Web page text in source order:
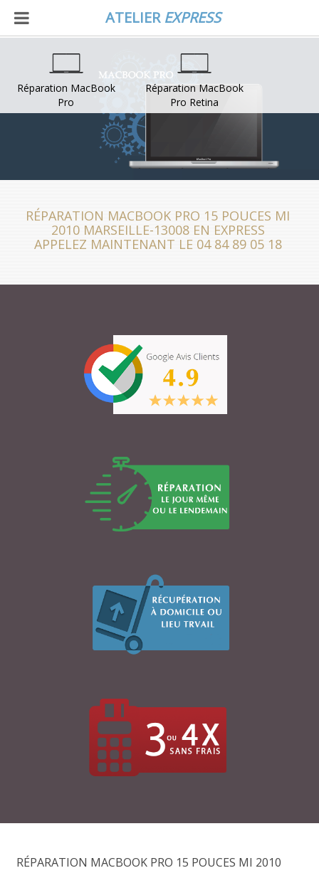
ATELIER EXPRESS
Réparation MacBook
Pro
Réparation MacBook
Pro Retina
RÉPARATION MACBOOK PRO 15 POUCES MI
2010 MARSEILLE-13008 EN EXPRESS
APPELEZ MAINTENANT LE 04 84 89 05 18
RÉPARATION MACBOOK PRO 15 POUCES MI 2010